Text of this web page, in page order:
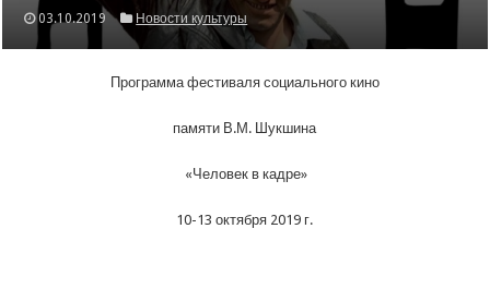
03.10.2019 Новости культуры
Программа фестиваля социального кино
памяти В.М. Шукшина
«Человек в кадре»
10-13 октября 2019 г.